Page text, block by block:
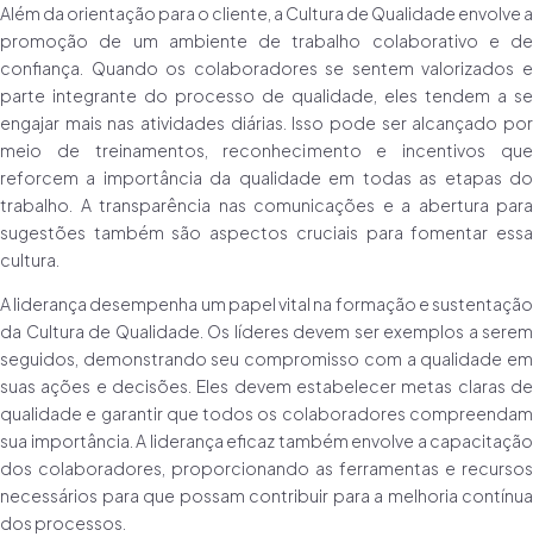
Além da orientação para o cliente, a Cultura de Qualidade envolve a
promoção de um ambiente de trabalho colaborativo e de
confiança. Quando os colaboradores se sentem valorizados e
parte integrante do processo de qualidade, eles tendem a se
engajar mais nas atividades diárias. Isso pode ser alcançado por
meio de treinamentos, reconhecimento e incentivos que
reforcem a importância da qualidade em todas as etapas do
trabalho. A transparência nas comunicações e a abertura para
sugestões também são aspectos cruciais para fomentar essa
cultura.
A liderança desempenha um papel vital na formação e sustentação
da Cultura de Qualidade. Os líderes devem ser exemplos a serem
seguidos, demonstrando seu compromisso com a qualidade em
suas ações e decisões. Eles devem estabelecer metas claras de
qualidade e garantir que todos os colaboradores compreendam
sua importância. A liderança eficaz também envolve a capacitação
dos colaboradores, proporcionando as ferramentas e recursos
necessários para que possam contribuir para a melhoria contínua
dos processos.